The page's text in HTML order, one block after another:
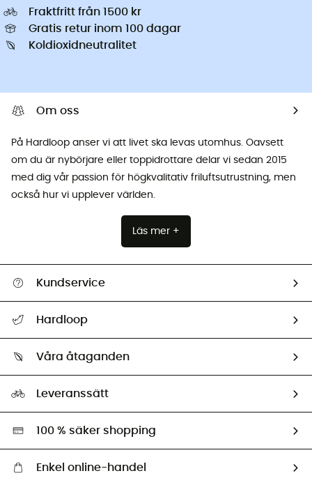
Fraktfritt från 1500 kr
Gratis retur inom 100 dagar
Koldioxidneutralitet
Om oss
På Hardloop anser vi att livet ska levas utomhus. Oavsett
om du är nybörjare eller toppidrottare delar vi sedan 2015
med dig vår passion för högkvalitativ friluftsutrustning, men
också hur vi upplever världen.
Läs mer +
Kundservice
Retur & återbetalning
Hardloop
Ambassadörer
Våra åtaganden
Miljöanpassat urval
Leveranssätt
100 % säker shopping
Enkel online-handel